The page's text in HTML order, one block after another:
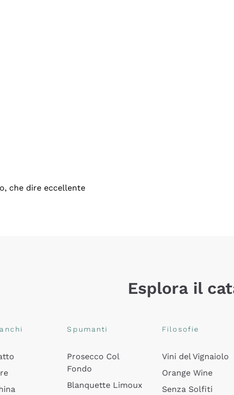
che dire eccellente
Esplora il
Spumanti
Prosecco Col
Fondo
Blanquette Limoux
Filosofie
Vini del Vignaiolo
Orange Wine
Senza Solfiti